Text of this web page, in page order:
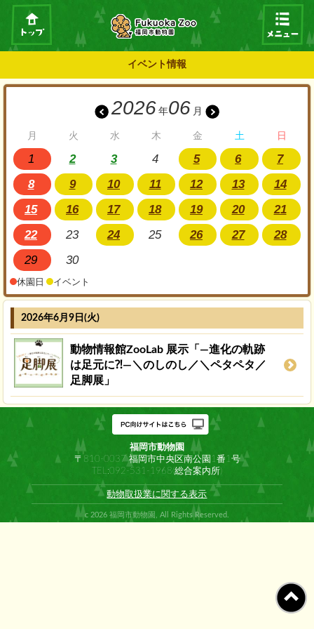
イベント情報
2026 年06 月
月 火 水 木 金 土 日
1 2 3 4 5 6
7
8
9 10 11 12 13
14
15
16 17 18 19 20
21
22
23 24 25 26 27
28
29
30
休園日 イベント
2026年6月9日(火)
動物情報館ZooLab 展示「―進化の軌跡
は足元に⁈―＼のしのし／＼ペタペタ／
足脚展」
福岡市動物園
〒810-0037 福岡市中央区南公園1番1号
TEL:092-531-1968(総合案内所)
動物取扱業に関する表示
c 2026 福岡市動物園, All Rights Reserved.